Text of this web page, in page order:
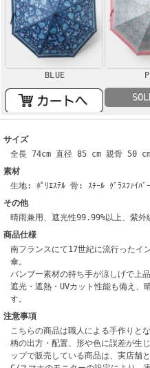
BLUE
サイズ
全長 74cm 直径 85 cm 親骨 50
素材
生地: ﾎﾟﾘｴｽﾃﾙ 骨: ｽﾁｰﾙ ｸﾞﾗｽﾌｧｲﾊ
その他
晴雨兼用、遮光性99.99%以上、紫
商品仕様
南フランスにて17世紀に流行ったイ
傘。
バンブー素材の持ち手が涼しげで上品
遮光・遮熱・UVカット性能も備え、
す。
注意事項
こちらの商品は職人による手作りと
柄の出方・配置、形や色に誤差が生
ップで販売している商品は、実店舗